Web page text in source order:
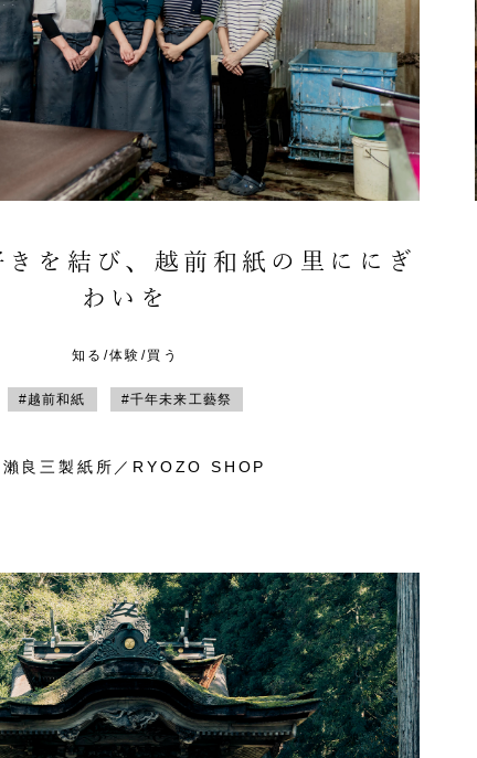
を結び、越前和紙の里ににぎ
わいを
知る/体験/買う
#越前和紙 #千年未来工藝祭
瀨良三製紙所／RYOZO SHOP